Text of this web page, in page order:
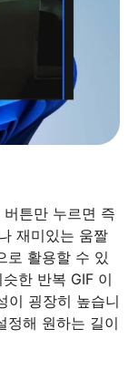
튼만 누르면 즉
재미있는 움짤
로 활용할 수 있
한 반복 GIF 이
이 굉장히 높습니
정해 원하는 길이